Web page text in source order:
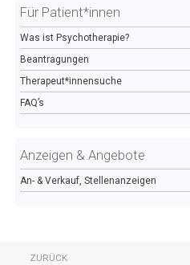
Für Patient*innen
Was ist Psychotherapie?
Beantragungen
Therapeut*innensuche
FAQ’s
Anzeigen & Angebote
An- & Verkauf, Stellenanzeigen
ZURÜCK